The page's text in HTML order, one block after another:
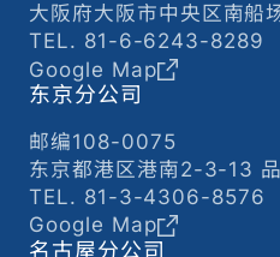
大阪府大阪市中央区南
TEL. 81-6-6243-8289
Google Map
东京分公司
邮编108-0075
东京都港区港南2-3-13
TEL. 81-3-4306-8576
Google Map
名古屋分公司